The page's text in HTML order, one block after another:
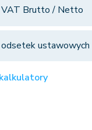
VAT Brutto / Netto
ustawowych